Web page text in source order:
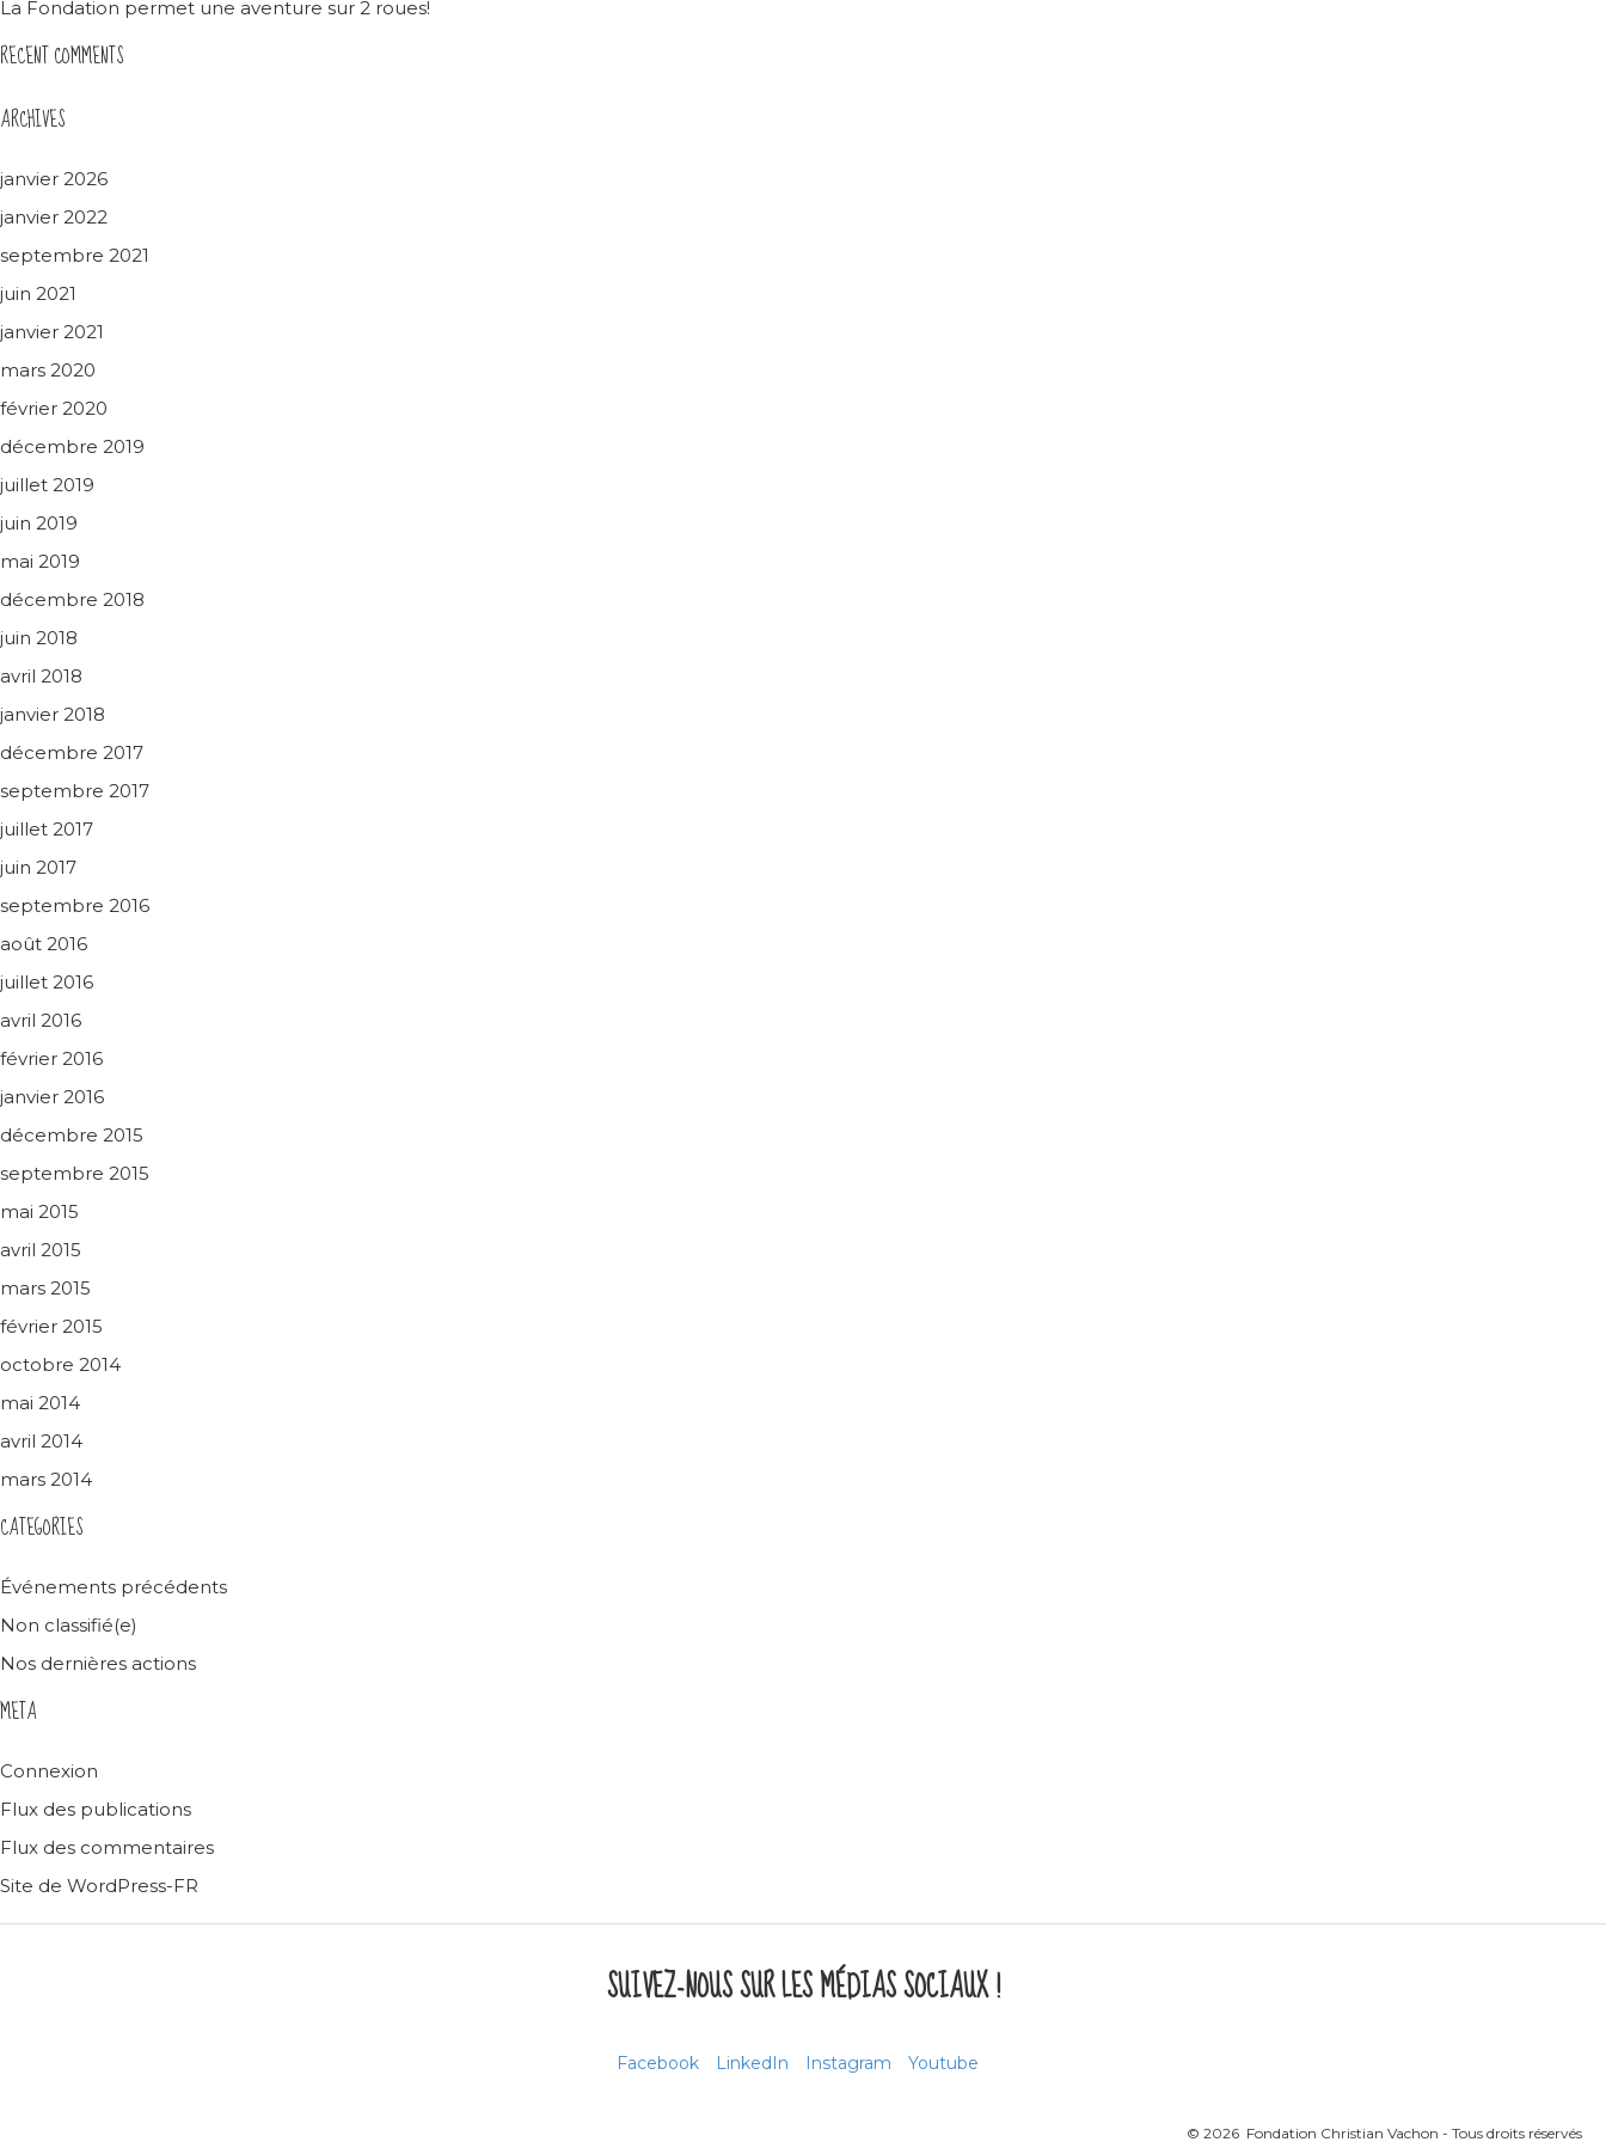
La Fondation permet une aventure sur 2 roues!
RECENT COMMENTS
ARCHIVES
janvier 2026
janvier 2022
septembre 2021
juin 2021
janvier 2021
mars 2020
février 2020
décembre 2019
juillet 2019
juin 2019
mai 2019
décembre 2018
juin 2018
avril 2018
janvier 2018
décembre 2017
septembre 2017
juillet 2017
juin 2017
septembre 2016
août 2016
juillet 2016
avril 2016
février 2016
janvier 2016
décembre 2015
septembre 2015
mai 2015
avril 2015
mars 2015
février 2015
octobre 2014
mai 2014
avril 2014
mars 2014
CATEGORIES
Événements précédents
Non classifié(e)
Nos dernières actions
META
Connexion
Flux des publications
Flux des commentaires
Site de WordPress-FR
SUIVEZ-NOUS SUR LES MÉDIAS SOCIAUX !
Facebook LinkedIn Instagram Youtube
© 2026 Fondation Christian Vachon - Tous droits réservés